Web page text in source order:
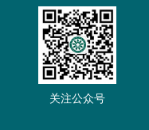
关注公众号